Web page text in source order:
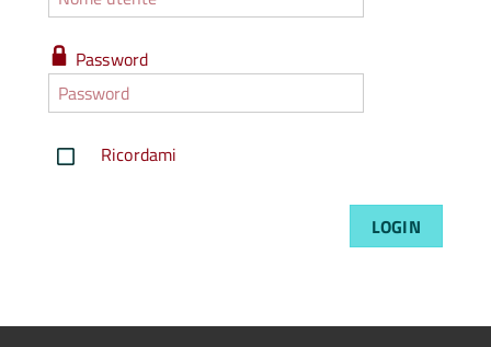
Password
Password
Ricordami
LOGIN